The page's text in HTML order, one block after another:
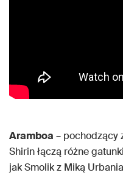
Aramboa – pochodzący
Shirin łączą różne
jak Smolik z Miką